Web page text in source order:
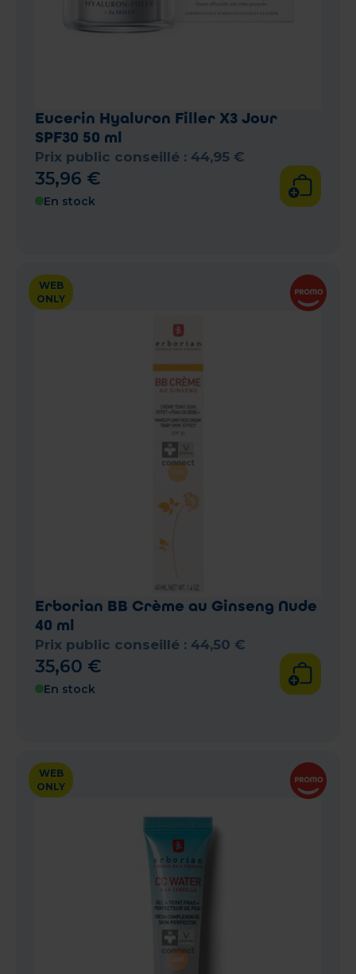
Eucerin Hyaluron Filler X3 Jour
SPF30 50 ml
Prix public conseillé : 44,95 €
35,96 €
En stock
WEB
ONLY
Erborian BB Crème au Ginseng Nude
40 ml
Prix public conseillé : 44,50 €
35,60 €
En stock
WEB
ONLY